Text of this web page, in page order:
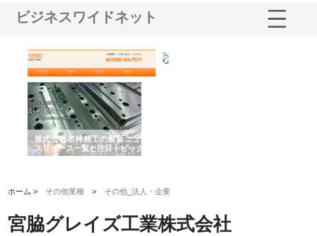
ビジネスワイドネット
株式会社名神精工の最新ニュー
スリリース一覧と注目トピック
ホーム > その他業種 > その他_法人・企業
宮脇グレイズ工業株式会社